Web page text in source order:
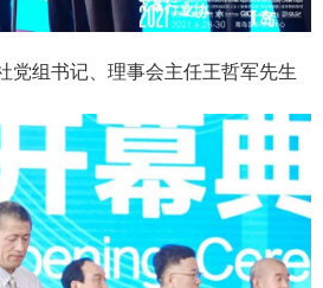
党组书记、理事会主任王哲军先生